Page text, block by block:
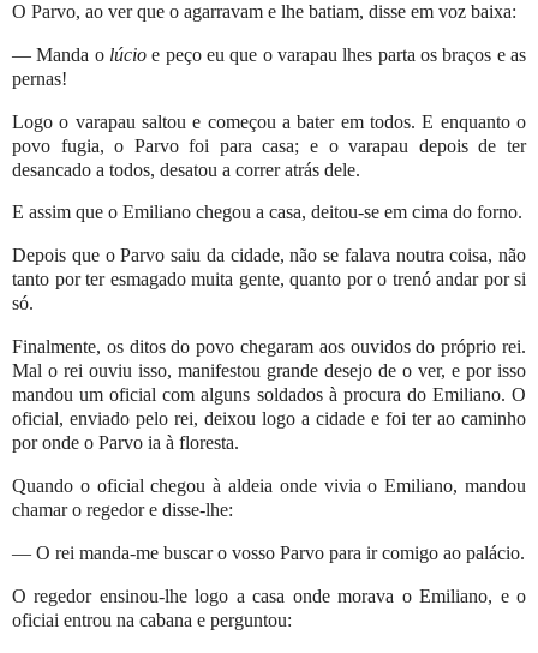
O Parvo, ao ver que o agarravam e lhe batiam, disse em voz baixa:
— Manda o lúcio e peço eu que o varapau lhes parta os braços e as
pernas!
Logo o varapau saltou e começou a bater em todos. E enquanto o
povo fugia, o Parvo foi para casa; e o varapau depois de ter
desancado a todos, desatou a correr atrás dele.
E assim que o Emiliano chegou a casa, deitou-se em cima do forno.
Depois que o Parvo saiu da cidade, não se falava noutra coisa, não
tanto por ter esmagado muita gente, quanto por o trenó andar por si
só.
Finalmente, os ditos do povo chegaram aos ouvidos do próprio rei.
Mal o rei ouviu isso, manifestou grande desejo de o ver, e por isso
mandou um oficial com alguns soldados à procura do Emiliano. O
oficial, enviado pelo rei, deixou logo a cidade e foi ter ao caminho
por onde o Parvo ia à floresta.
Quando o oficial chegou à aldeia onde vivia o Emiliano, mandou
chamar o regedor e disse-lhe:
— O rei manda-me buscar o vosso Parvo para ir comigo ao palácio.
O regedor ensinou-lhe logo a casa onde morava o Emiliano, e o
oficiai entrou na cabana e perguntou: